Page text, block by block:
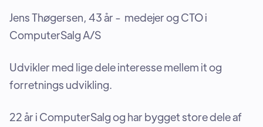
Jens Thøgersen, 43 år - medejer og CTO i
ComputerSalg A/S
Udvikler med lige dele interesse mellem it og
forretnings udvikling.
22 år i ComputerSalg og har bygget store dele af